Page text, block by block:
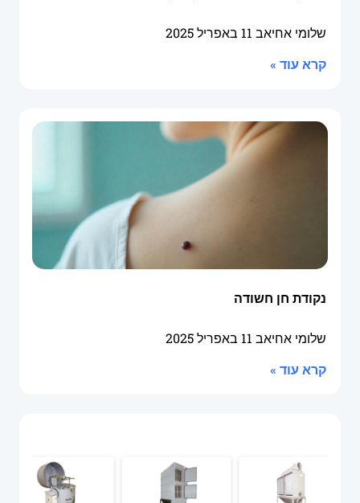
שלומי אחיאב 11 באפריל 2025
קרא עוד »
נקודת חן חשודה
שלומי אחיאב 11 באפריל 2025
קרא עוד »